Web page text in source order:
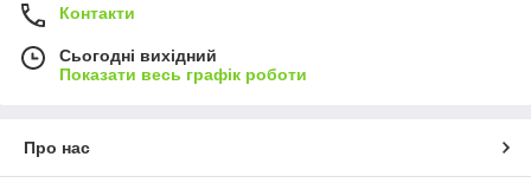
Контакти
Сьогодні вихідний
Показати весь графік роботи
Про нас